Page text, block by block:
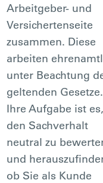
Arbeitgeber- und
Versichertenseite
zusammen. Diese
arbeiten
unter Beachtung
geltenden Gesetze.
Ihre Aufgabe ist es,
den Sachverhalt
neutral zu
und
ob Sie als Kunde